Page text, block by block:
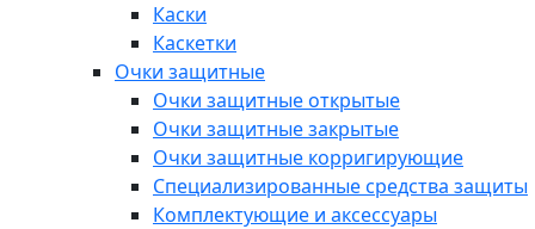
Каски
Каскетки
Очки защитные
Очки защитные открытые
Очки защитные закрытые
Очки защитные корригирующие
Специализированные средства защиты
Комплектующие и аксессуары